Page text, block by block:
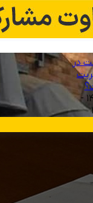
در
بهمن ۱۳, ۱۴۰۴ -